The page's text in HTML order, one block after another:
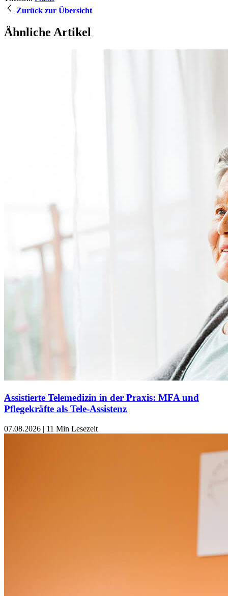
Zurück zur Übersicht
Ähnliche Artikel
Assistierte Telemedizin in der Praxis: MFA und
Pflegekräfte als Tele-Assistenz
07.08.2026 | 11 Min Lesezeit